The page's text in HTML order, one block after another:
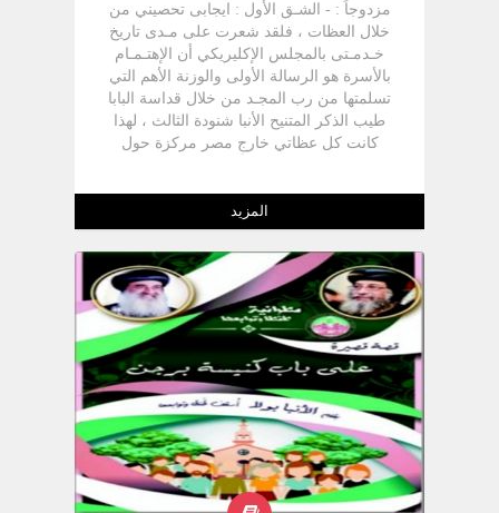
مزدوجاً : - الشـق الأول : ایجابی تحصيني من
خلال العظات ، فلقد شعرت على مـدى تاريخ
خـدمـتى بالمجلس الإكليريكي أن الإهتـمـام
بالأسرة هو الرسالة الأولى والوزنة الأهم التي
تسلمتها من رب المجـد من خلال قداسة البابا
طيب الذكر المتنيح الأنبا شنودة الثالث ، لهذا
كانت كل عظاتي خارج مصر مركزة حول
نصيباً قدر الإمكان في عظة حول الأسرة . -
الشق الثاني : وهو الجلوس في المكتب لمقابلة
أصحاب المشاكل الأسرية حسب ترتيب
حضورهم .
المزيد